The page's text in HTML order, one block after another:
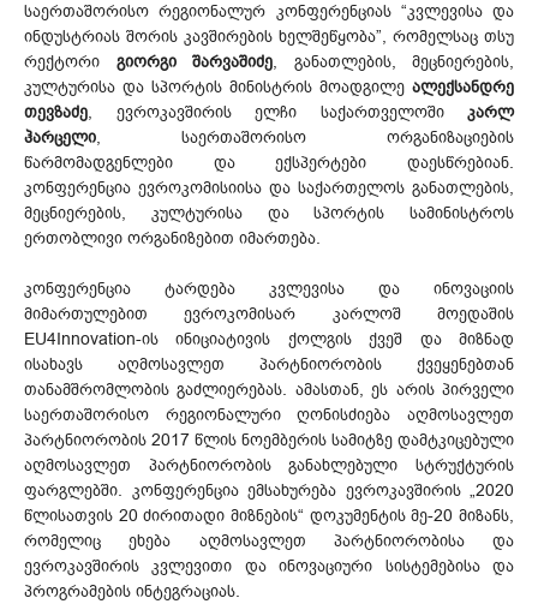
საერთაშორისო რეგიონალურ კონფერენციას “კვლევისა და
ინდუსტრიას შორის კავშირების ხელშეწყობა”, რომელსაც თსუ
რექტორი გიორგი შარვაშიძე, განათლების, მეცნიერების,
კულტურისა და სპორტის მინისტრის მოადგილე ალექსანდრე
თევზაძე, ევროკავშირის ელჩი საქართველოში კარლ
ჰარცელი, საერთაშორისო ორგანიზაციების
წარმომადგენლები და ექსპერტები დაესწრებიან.
კონფერენცია ევროკომისიისა და საქართელოს განათლების,
მეცნიერების, კულტურისა და სპორტის სამინისტროს
ერთობლივი ორგანიზებით იმართება.
კონფერენცია ტარდება კვლევისა და ინოვაციის
მიმართულებით ევროკომისარ კარლოშ მოედაშის
EU4Innovation-ის ინიციატივის ქოლგის ქვეშ და მიზნად
ისახავს აღმოსავლეთ პარტნიორობის ქვეყენებთან
თანამშრომლობის გაძლიერებას. ამასთან, ეს არის პირველი
საერთაშორისო რეგიონალური ღონისძიება აღმოსავლეთ
პარტნიორობის 2017 წლის ნოემბერის სამიტზე დამტკიცებული
აღმოსავლეთ პარტნიორობის განახლებული სტრუქტურის
ფარგლებში. კონფერენცია ემსახურება ევროკავშირის „2020
წლისათვის 20 ძირითადი მიზნების“ დოკუმენტის მე-20 მიზანს,
რომელიც ეხება აღმოსავლეთ პარტნიორობისა და
ევროკავშირის კვლევითი და ინოვაციური სისტემებისა და
პროგრამების ინტეგრაციას.